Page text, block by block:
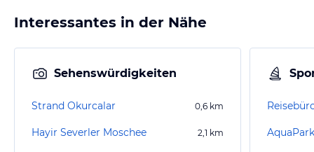
Interessantes in der Nähe
Sehenswürdigkeiten
Strand Okurcalar 0,6 km
Hayir Severler Moschee 2,1 km